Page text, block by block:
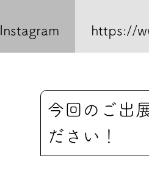
Instagram https://
今回のご出
ださい！